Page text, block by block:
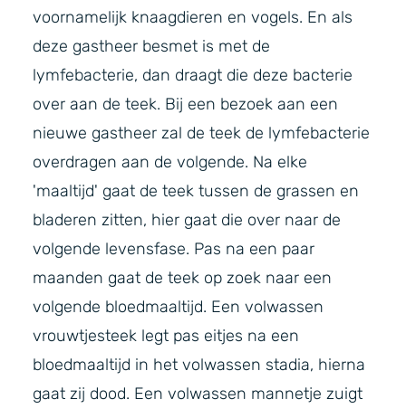
voornamelijk knaagdieren en vogels. En als
deze gastheer besmet is met de
lymfebacterie, dan draagt die deze bacterie
over aan de teek. Bij een bezoek aan een
nieuwe gastheer zal de teek de lymfebacterie
overdragen aan de volgende. Na elke
'maaltijd' gaat de teek tussen de grassen en
bladeren zitten, hier gaat die over naar de
volgende levensfase. Pas na een paar
maanden gaat de teek op zoek naar een
volgende bloedmaaltijd. Een volwassen
vrouwtjesteek legt pas eitjes na een
bloedmaaltijd in het volwassen stadia, hierna
gaat zij dood. Een volwassen mannetje zuigt